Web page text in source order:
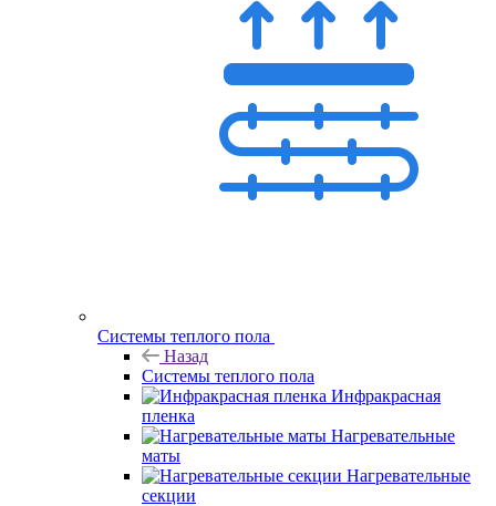
Системы теплого пола
Назад
Системы теплого пола
Инфракрасная
пленка
Нагревательные
маты
Нагревательные
секции